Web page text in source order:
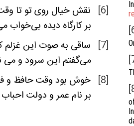
[6]
نقش خیال رویتوتا
برکارگاه دیده بی‌خواب
[7]
ساقی به صوت این غزلم
می‌گفتم این سرود ومی
[8]
خوش بود وقتحافظ و
بر نام عمر و دولت احباب
In
In